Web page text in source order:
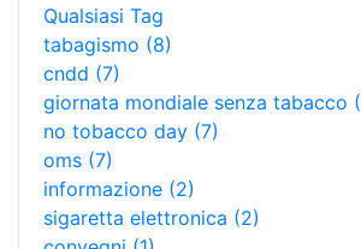
Qualsiasi Tag
tabagismo (8)
cndd (7)
giornata mondiale senza tabacco
no tobacco day (7)
oms (7)
informazione (2)
sigaretta elettronica (2)